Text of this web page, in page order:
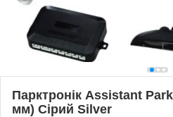
Парктронік Assistant
мм) Сірий Silver